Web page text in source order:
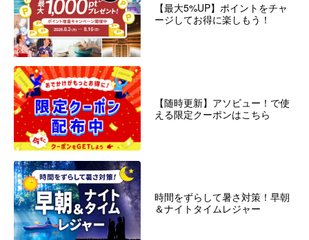
【最大5%UP】ポイントをチャ
ージしてお得に楽しもう！
【随時更新】アソビュー！で使
える限定クーポンはこちら
時間をずらして暑さ対策！早朝
＆ナイトタイムレジャー